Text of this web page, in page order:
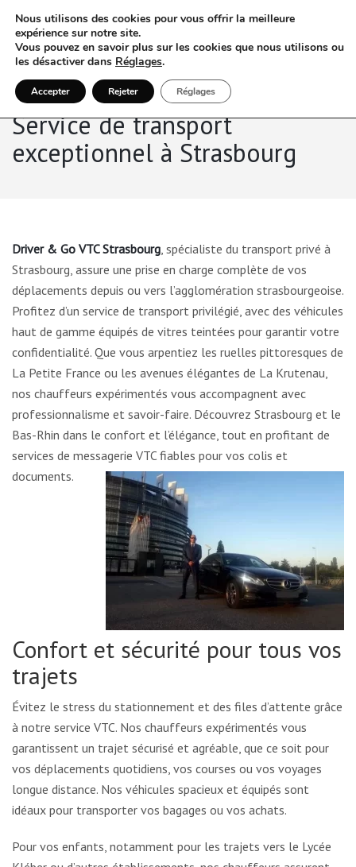
Service de transport
exceptionnel à Strasbourg
Driver & Go VTC Strasbourg, spécialiste du transport privé à
Strasbourg, assure une prise en charge complète de vos
déplacements depuis ou vers l’agglomération strasbourgeoise.
Profitez d’un service de transport privilégié, avec des véhicules
haut de gamme équipés de vitres teintées pour garantir votre
confidentialité. Que vous arpentiez les ruelles pittoresques de
La Petite France ou les avenues élégantes de La Krutenau,
nos chauffeurs expérimentés vous accompagnent avec
professionnalisme et savoir-faire. Découvrez Strasbourg et le
Bas-Rhin dans le confort et l’élégance, tout en profitant de
services de messagerie VTC fiables pour vos colis et
documents.
Confort et sécurité pour tous vos
trajets
Évitez le stress du stationnement et des files d’attente grâce
à notre service VTC. Nos chauffeurs expérimentés vous
garantissent un trajet sécurisé et agréable, que ce soit pour
vos déplacements quotidiens, vos courses ou vos voyages
longue distance. Nos véhicules spacieux et équipés sont
idéaux pour transporter vos bagages ou vos achats.
Pour vos enfants, notamment pour les trajets vers le Lycée
Nous utilisons des cookies pour vous offrir la meilleure
expérience sur notre site.
Vous pouvez en savoir plus sur les cookies que nous utilisons ou
les désactiver dans Réglages.
Accepter Rejeter Réglages